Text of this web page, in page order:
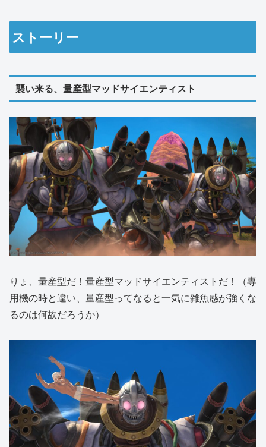
ストーリー
襲い来る、量産型マッドサイエンティスト
りょ、量産型だ！量産型マッドサイエンティストだ！（専
用機の時と違い、量産型ってなると一気に雑魚感が強くな
るのは何故だろうか）